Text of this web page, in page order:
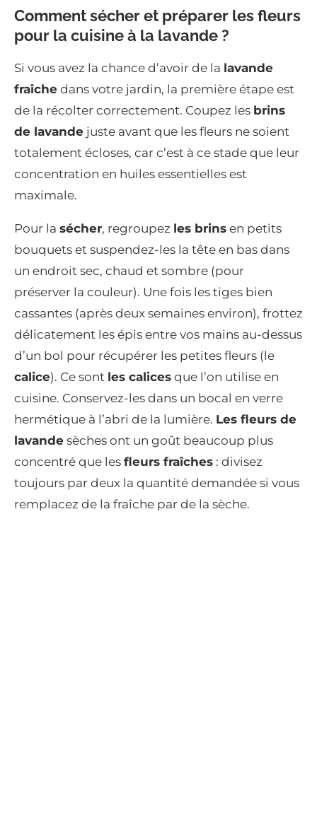
Comment sécher et préparer les fleurs
pour la cuisine à la lavande ?
Si vous avez la chance d’avoir de la lavande
fraîche dans votre jardin, la première étape est
de la récolter correctement. Coupez les brins
de lavande juste avant que les fleurs ne soient
totalement écloses, car c’est à ce stade que leur
concentration en huiles essentielles est
maximale.
Pour la sécher, regroupez les brins en petits
bouquets et suspendez-les la tête en bas dans
un endroit sec, chaud et sombre (pour
préserver la couleur). Une fois les tiges bien
cassantes (après deux semaines environ), frottez
délicatement les épis entre vos mains au-dessus
d’un bol pour récupérer les petites fleurs (le
calice). Ce sont les calices que l’on utilise en
cuisine. Conservez-les dans un bocal en verre
hermétique à l’abri de la lumière. Les fleurs de
lavande sèches ont un goût beaucoup plus
concentré que les fleurs fraîches : divisez
toujours par deux la quantité demandée si vous
remplacez de la fraîche par de la sèche.